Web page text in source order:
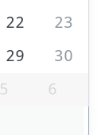
22
23
29
30
5 6